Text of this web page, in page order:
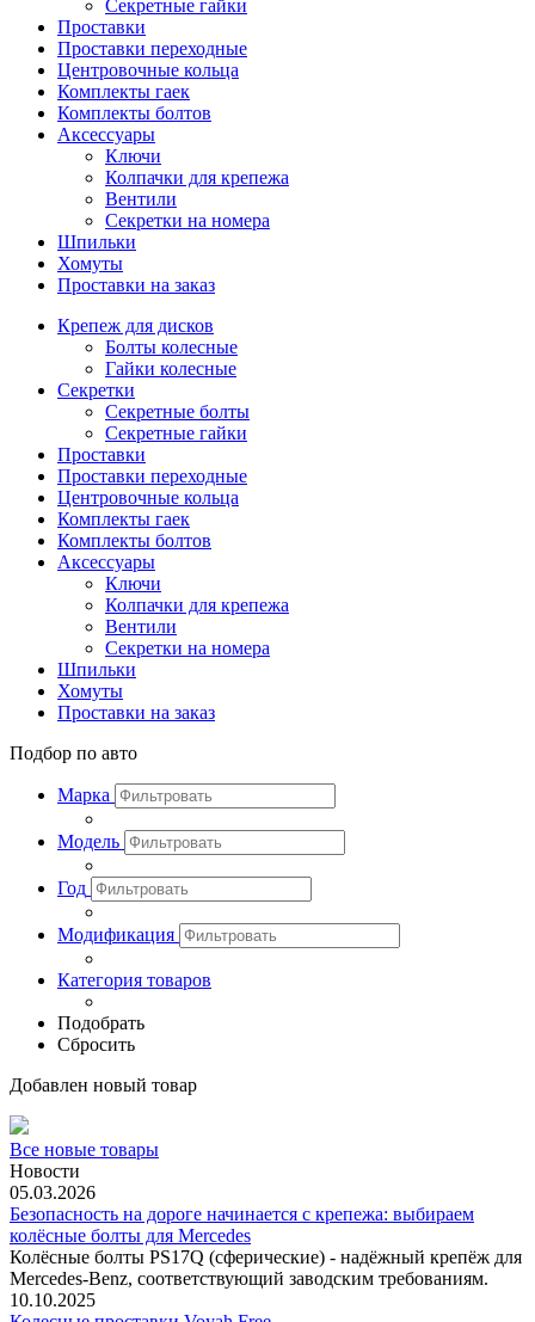
Секретные гайки
Проставки
Проставки переходные
Центровочные кольца
Комплекты гаек
Комплекты болтов
Аксессуары
Ключи
Колпачки для крепежа
Вентили
Секретки на номера
Шпильки
Хомуты
Проставки на заказ
Крепеж для дисков
Болты колесные
Гайки колесные
Секретки
Секретные болты
Секретные гайки
Проставки
Проставки переходные
Центровочные кольца
Комплекты гаек
Комплекты болтов
Аксессуары
Ключи
Колпачки для крепежа
Вентили
Секретки на номера
Шпильки
Хомуты
Проставки на заказ
Подбор по авто
Марка
Модель
Год
Модификация
Категория товаров
Подобрать
Сбросить
Добавлен новый товар
Все новые товары
Новости
05.03.2026
Безопасность на дороге начинается с крепежа: выбираем
колёсные болты для Mercedes
Колёсные болты PS17Q (сферические) - надёжный крепёж для
Mercedes‑Benz, соответствующий заводским требованиям.
10.10.2025